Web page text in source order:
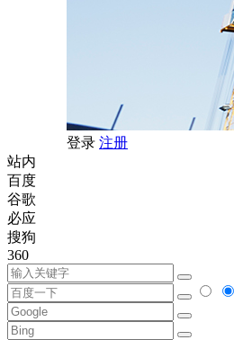
登录 注册
站内
百度
谷歌
必应
搜狗
360